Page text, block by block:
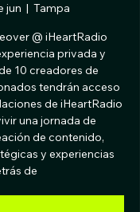
jun
  |
Tampa
@ iHeartRadio
privada y
10 creadores de
tendrán acceso
de iHeartRadio
una jornada de
de contenido,
y experiencias
de